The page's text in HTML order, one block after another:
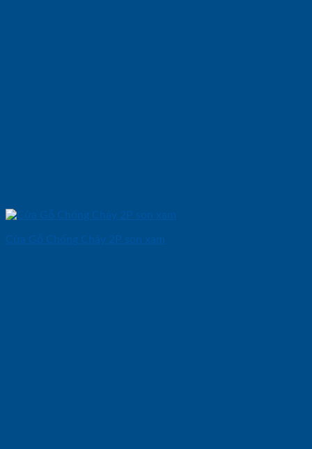
Cửa Gỗ Chống Cháy 2P son xam